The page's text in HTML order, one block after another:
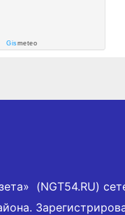
Gismeteo
(NGT54.RU)